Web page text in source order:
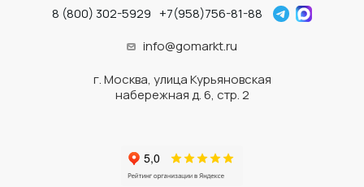
8 (800) 302-5929 +7(958)756-81-88
info@gomarkt.ru
г. Москва, улица Курьяновская
набережная д. 6, стр. 2